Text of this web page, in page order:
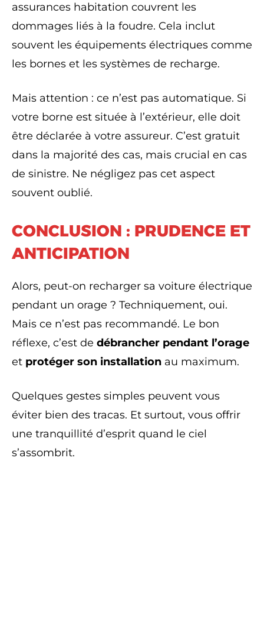
assurances habitation couvrent les
dommages liés à la foudre. Cela inclut
souvent les équipements électriques comme
les bornes et les systèmes de recharge.
Mais attention : ce n’est pas automatique. Si
votre borne est située à l’extérieur, elle doit
être déclarée à votre assureur. C’est gratuit
dans la majorité des cas, mais crucial en cas
de sinistre. Ne négligez pas cet aspect
souvent oublié.
CONCLUSION : PRUDENCE ET
ANTICIPATION
Alors, peut-on recharger sa voiture électrique
pendant un orage ? Techniquement, oui.
Mais ce n’est pas recommandé. Le bon
réflexe, c’est de débrancher pendant l’orage
et protéger son installation au maximum.
Quelques gestes simples peuvent vous
éviter bien des tracas. Et surtout, vous offrir
une tranquillité d’esprit quand le ciel
s’assombrit.